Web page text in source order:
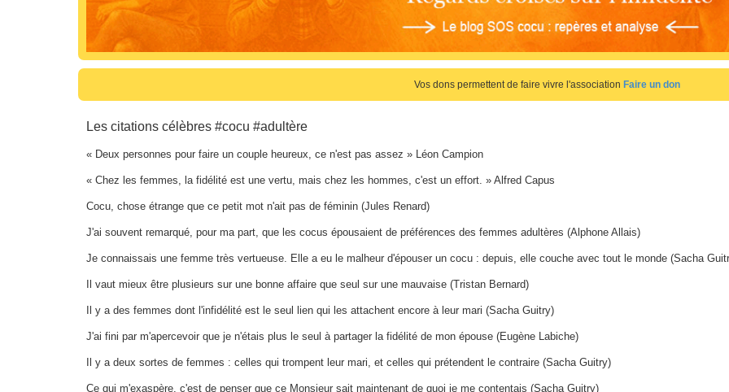
Vos dons permettent de faire vivre l'association Faire un don
Les citations célèbres #cocu #adultère
« Deux personnes pour faire un couple heureux, ce n'est pas assez » Léon Campion
« Chez les femmes, la fidélité est une vertu, mais chez les hommes, c'est un effort. » Alfred Capus
Cocu, chose étrange que ce petit mot n'ait pas de féminin (Jules Renard)
J'ai souvent remarqué, pour ma part, que les cocus épousaient de préférences des femmes adultères (Alphone Allais)
Je connaissais une femme très vertueuse. Elle a eu le malheur d'épouser un cocu : depuis, elle couche avec tout le monde (Sacha
Il vaut mieux être plusieurs sur une bonne affaire que seul sur une mauvaise (Tristan Bernard)
Il y a des femmes dont l'infidélité est le seul lien qui les attachent encore à leur mari (Sacha Guitry)
J'ai fini par m'apercevoir que je n'étais plus le seul à partager la fidélité de mon épouse (Eugène Labiche)
Il y a deux sortes de femmes : celles qui trompent leur mari, et celles qui prétendent le contraire (Sacha Guitry)
Ce qui m'exaspère, c'est de penser que ce Monsieur sait maintenant de quoi je me contentais (Sacha Guitry)